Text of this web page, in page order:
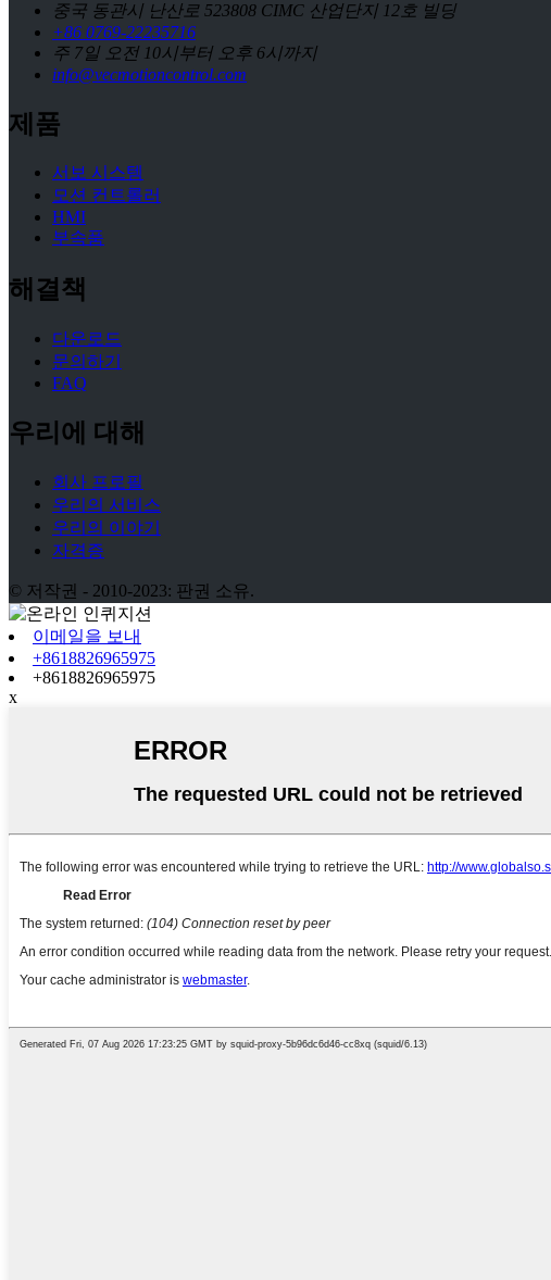
중국 동관시 난산로 523808 CIMC 산업단지 12호 빌딩
+86 0769-22235716
주 7일 오전 10시부터 오후 6시까지
info@vecmotioncontrol.com
제품
서보 시스템
모션 컨트롤러
HMI
부속품
해결책
다운로드
문의하기
FAQ
우리에 대해
회사 프로필
우리의 서비스
우리의 이야기
자격증
© 저작권 - 2010-2023: 판권 소유.
이메일을 보내
+8618826965975
+8618826965975
x